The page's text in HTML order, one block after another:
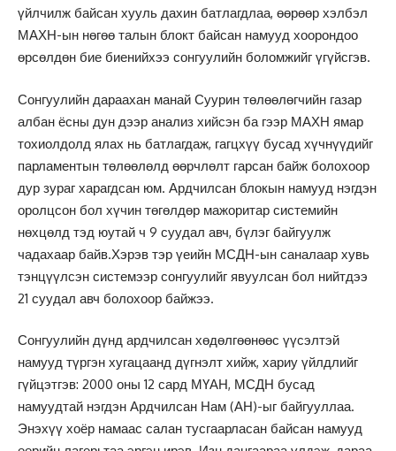
үйлчилж байсан хууль дахин батлагдлаа, өөрөөр хэлбэл
МАХН-ын нөгөө талын блокт байсан намууд хоорондоо
өрсөлдөн бие биенийхээ сонгуулийн боломжийг үгүйсгэв.
Сонгуулийн дараахан манай Суурин төлөөлөгчийн газар
албан ёсны дун дээр анализ хийсэн ба гээр МАХН ямар
тохиолдолд ялах нь батлагдаж, гагцхүү бусад хүчнүүдийг
парламентын төлөөлөлд өөрчлөлт гарсан байж болохоор
дур зураг харагдсан юм. Ардчилсан блокын намууд нэгдэн
оролцсон бол хүчин төгөлдөр мажоритар системийн
нөхцөлд тэд юутай ч 9 суудал авч, бүлэг байгуулж
чадахаар байв.Хэрэв тэр үеийн МСДН-ын саналаар хувь
тэнцүүлсэн системээр сонгуулийг явуулсан бол нийтдээ
21 суудал авч болохоор байжээ.
Сонгуулийн дүнд ардчилсан хөдөлгөөнөөс үүсэлтэй
намууд түргэн хугацаанд дүгнэлт хийж, хариу үйлдлийг
гүйцэтгэв: 2000 оны 12 сард МҮАН, МСДН бусад
намуудтай нэгдэн Ардчилсан Нам (АН)-ыг байгууллаа.
Энэхүү хоёр намаас салан тусгаарласан байсан намууд